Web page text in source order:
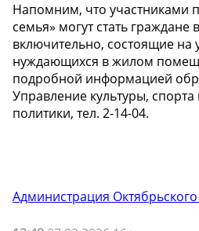
Напомним, что участниками
семья» могут стать граждане
включительно, состоящие на
нуждающихся в жилом
подробной информацией
Управление культуры,
политики, тел. 2-14-04.
Администрация Октябрьского